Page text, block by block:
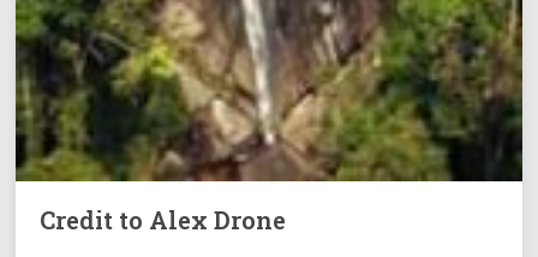
Credit to Alex Drone